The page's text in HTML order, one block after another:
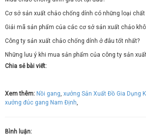
Cơ sở sản xuất chảo chống dính có những loại chất
Giải mã sản phẩm của các cơ sở sản xuất chảo
Công ty sản xuất chảo chống dính ở đâu tốt nhất?
Những lưu ý khi mua sản phẩm của công ty sản
Chia sẻ bài viết:
Xem thêm: Nồi gang, xưởng Sản Xuất Đồ Gia Dụng
xưởng đúc gang Nam Định,
Bình luận: